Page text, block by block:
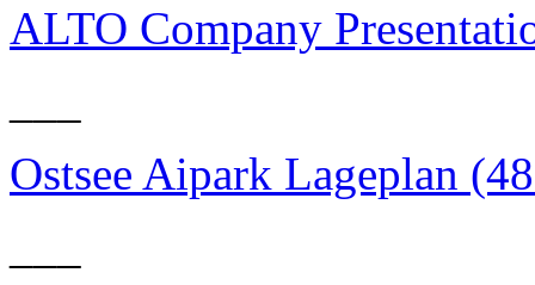
ALTO Company
Ostsee Aipark Lageplan